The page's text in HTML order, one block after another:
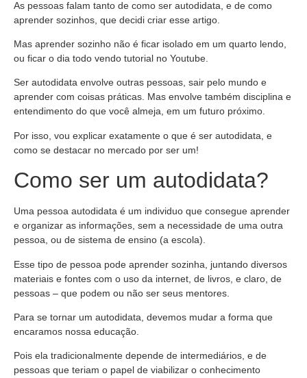
As pessoas falam tanto de como ser autodidata, e de como
aprender sozinhos, que decidi criar esse artigo.
Mas aprender sozinho não é ficar isolado em um quarto lendo,
ou ficar o dia todo vendo tutorial no Youtube.
Ser autodidata envolve outras pessoas, sair pelo mundo e
aprender com coisas práticas. Mas envolve também disciplina e
entendimento do que você almeja, em um futuro próximo.
Por isso, vou explicar exatamente o que é ser autodidata, e
como se destacar no mercado por ser um!
Como ser um autodidata?
Uma pessoa autodidata é um individuo que consegue aprender
e organizar as informações, sem a necessidade de uma outra
pessoa, ou de sistema de ensino (a escola).
Esse tipo de pessoa pode aprender sozinha, juntando diversos
materiais e fontes com o uso da internet, de livros, e claro, de
pessoas – que podem ou não ser seus mentores.
Para se tornar um autodidata, devemos mudar a forma que
encaramos nossa educação.
Pois ela tradicionalmente depende de intermediários, e de
pessoas que teriam o papel de viabilizar o conhecimento